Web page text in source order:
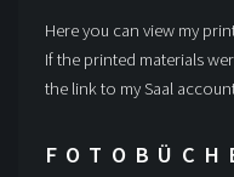
Here you can view my
If the printed materials
the link to my Saal